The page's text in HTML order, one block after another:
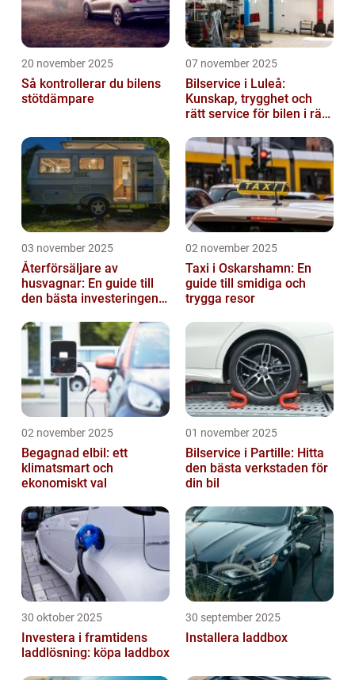
20 november 2025
Så kontrollerar du bilens
stötdämpare
07 november 2025
Bilservice i Luleå:
Kunskap, trygghet och
rätt service för bilen i rätt
03 november 2025
Återförsäljare av
husvagnar: En guide till
den bästa investeringen
02 november 2025
Taxi i Oskarshamn: En
guide till smidiga och
trygga resor
02 november 2025
Begagnad elbil: ett
klimatsmart och
ekonomiskt val
01 november 2025
Bilservice i Partille: Hitta
den bästa verkstaden för
din bil
30 oktober 2025
Investera i framtidens
laddlösning: köpa laddbox
30 september 2025
Installera laddbox